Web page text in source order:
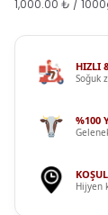
1,000.00 ₺ /
HIZLI
Soğuk
%100
Hijyen